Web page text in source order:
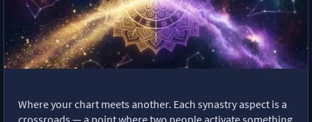
Where your chart meets another. Each synastry aspect is a